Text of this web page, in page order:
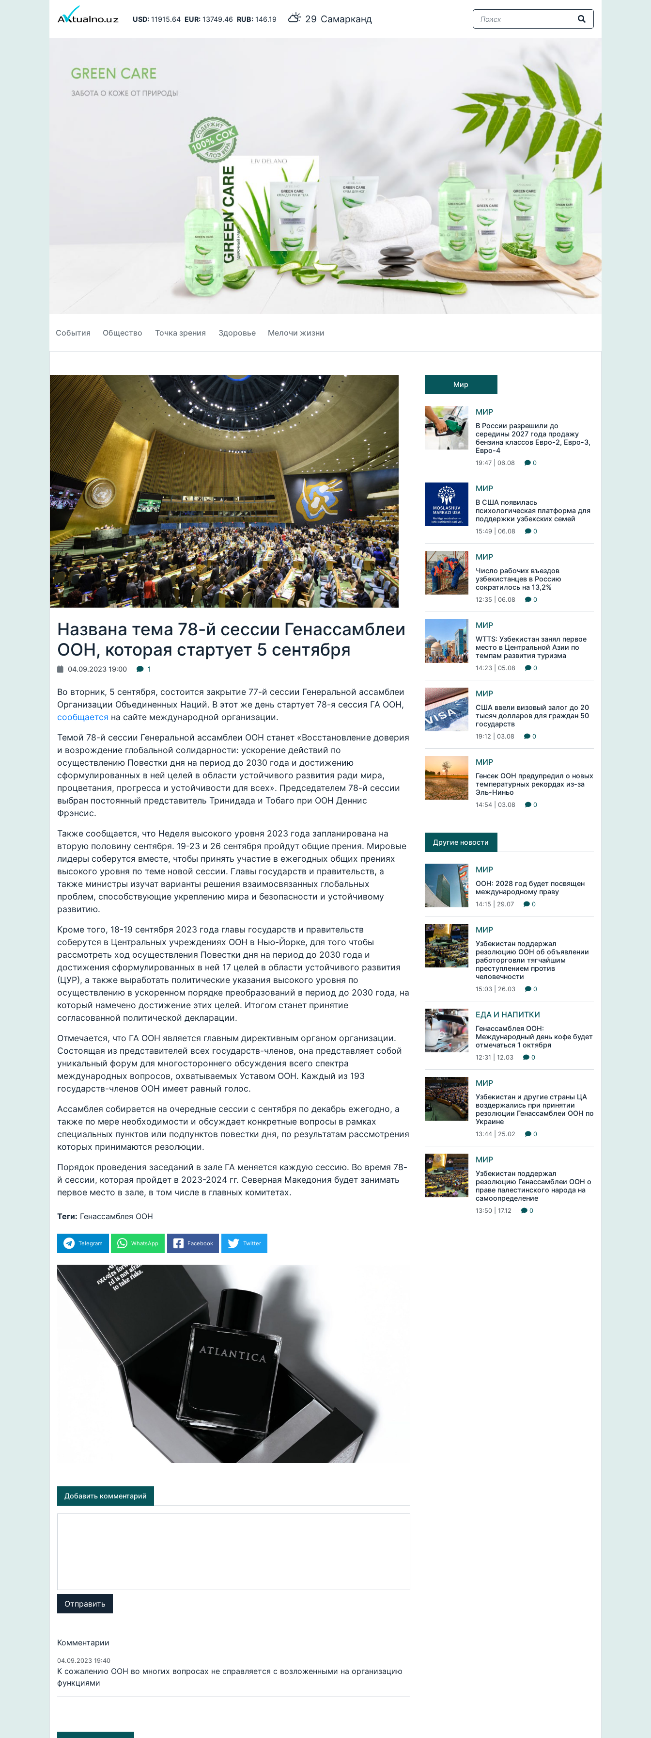
USD:11915.64 EUR:13749.46 RUB:146.19 29 Самарканд
События Общество Точка зрения Здоровье Мелочи жизни
Названа тема 78-й сессии Генассамблеи
ООН, которая стартует 5 сентября
04.09.2023 19:00 1
Во вторник, 5 сентября, состоится закрытие 77-й сессии Генеральной ассамблеи
Организации Объединенных Наций. В этот же день стартует 78-я сессия ГА ООН,
сообщается на сайте международной организации.
Темой 78-й сессии Генеральной ассамблеи ООН станет «Восстановление доверия
и возрождение глобальной солидарности: ускорение действий по
осуществлению Повестки дня на период до 2030 года и достижению
сформулированных в ней целей в области устойчивого развития ради мира,
процветания, прогресса и устойчивости для всех». Председателем 78-й сессии
выбран постоянный представитель Тринидада и Тобаго при ООН Деннис
Фрэнсис.
Также сообщается, что Неделя высокого уровня 2023 года запланирована на
вторую половину сентября. 19-23 и 26 сентября пройдут общие прения. Мировые
лидеры соберутся вместе, чтобы принять участие в ежегодных общих прениях
высокого уровня по теме новой сессии. Главы государств и правительств, а
также министры изучат варианты решения взаимосвязанных глобальных
проблем, способствующие укреплению мира и безопасности и устойчивому
развитию.
Кроме того, 18-19 сентября 2023 года главы государств и правительств
соберутся в Центральных учреждениях ООН в Нью-Йорке, для того чтобы
рассмотреть ход осуществления Повестки дня на период до 2030 года и
достижения сформулированных в ней 17 целей в области устойчивого развития
(ЦУР), а также выработать политические указания высокого уровня по
осуществлению в ускоренном порядке преобразований в период до 2030 года, на
который намечено достижение этих целей. Итогом станет принятие
согласованной политической декларации.
Отмечается, что ГА ООН является главным директивным органом организации.
Состоящая из представителей всех государств-членов, она представляет собой
уникальный форум для многостороннего обсуждения всего спектра
международных вопросов, охватываемых Уставом ООН. Каждый из 193
государств-членов ООН имеет равный голос.
Ассамблея собирается на очередные сессии с сентября по декабрь ежегодно, а
также по мере необходимости и обсуждает конкретные вопросы в рамках
специальных пунктов или подпунктов повестки дня, по результатам рассмотрения
которых принимаются резолюции.
Порядок проведения заседаний в зале ГА меняется каждую сессию. Во время 78-
й сессии, которая пройдет в 2023-2024 гг. Северная Македония будет занимать
первое место в зале, в том числе в главных комитетах.
Теги: Генассамблея ООН
Telegram WhatsApp Facebook Twitter
Добавить комментарий
Отправить
Комментарии
04.09.2023 19:40
К сожалению ООН во многих вопросах не справляется с возложенными на организацию
функциями
Мир
МИР
В России разрешили до
середины 2027 года продажу
бензина классов Евро-2, Евро-3,
Евро-4
19:47 | 06.08 0
МИР
В США появилась
психологическая платформа для
поддержки узбекских семей
15:49 | 06.08 0
МИР
Число рабочих въездов
узбекистанцев в Россию
сократилось на 13,2%
12:35 | 06.08 0
МИР
WTTS: Узбекистан занял первое
место в Центральной Азии по
темпам развития туризма
14:23 | 05.08 0
МИР
США ввели визовый залог до 20
тысяч долларов для граждан 50
государств
19:12 | 03.08 0
МИР
Генсек ООН предупредил о новых
температурных рекордах из-за
Эль-Ниньо
14:54 | 03.08 0
Другие новости
МИР
ООН: 2028 год будет посвящен
международному праву
14:15 | 29.07 0
МИР
Узбекистан поддержал
резолюцию ООН об объявлении
работорговли тягчайшим
преступлением против
человечности
15:03 | 26.03 0
ЕДА И НАПИТКИ
Генассамблея ООН:
Международный день кофе будет
отмечаться 1 октября
12:31 | 12.03 0
МИР
Узбекистан и другие страны ЦА
воздержались при принятии
резолюции Генассамблеи ООН по
Украине
13:44 | 25.02 0
МИР
Узбекистан поддержал
резолюцию Генассамблеи ООН о
праве палестинского народа на
самоопределение
13:50 | 17.12 0